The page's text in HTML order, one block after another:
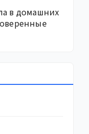
в домашних